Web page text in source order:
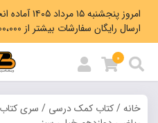
امروز
ارسال رایگان سفارشات بیشتر از 5،000،000 تومان.
0
خانه/کتاب کمک درسی / سری کتاب